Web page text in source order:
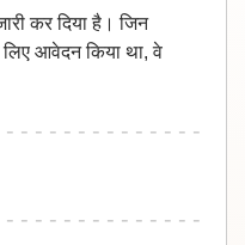
कर दिया है। जिन
लिए आवेदन किया था, वे